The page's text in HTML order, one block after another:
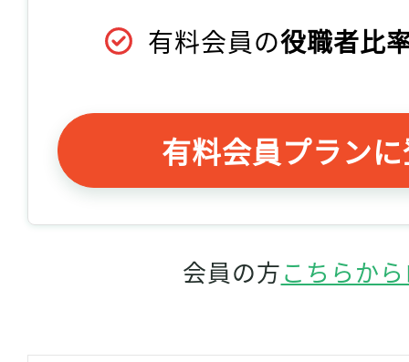
有料会員の役職者比
有料会員プラン
会員の方こちらか